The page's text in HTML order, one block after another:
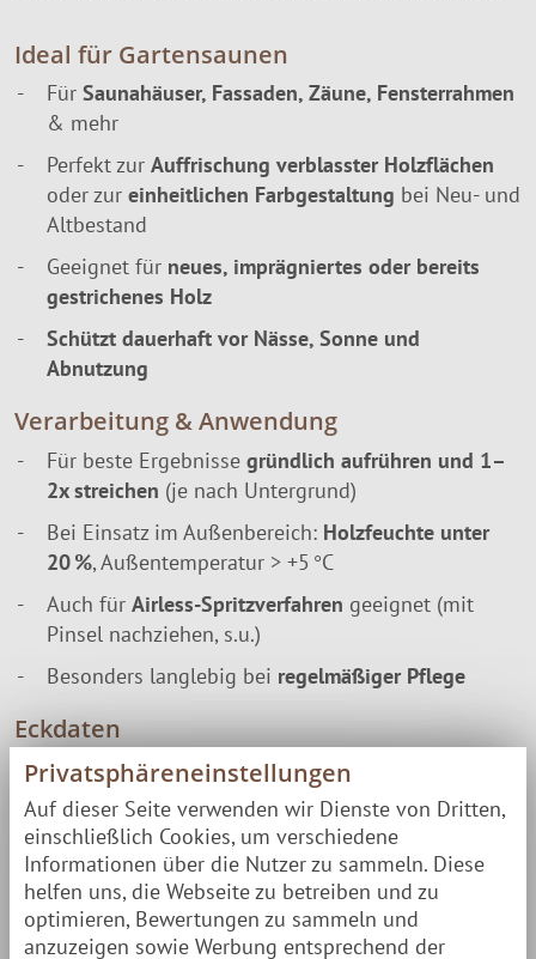
Ideal für Gartensaunen
Für Saunahäuser, Fassaden, Zäune, Fensterrahmen
& mehr
Perfekt zur Auffrischung verblasster Holzflächen
oder zur einheitlichen Farbgestaltung bei Neu- und
Altbestand
Geeignet für neues, imprägniertes oder bereits
gestrichenes Holz
Schützt dauerhaft vor Nässe, Sonne und
Abnutzung
Verarbeitung & Anwendung
Für beste Ergebnisse gründlich aufrühren und 1–
2x streichen (je nach Untergrund)
Bei Einsatz im Außenbereich: Holzfeuchte unter
20 %, Außentemperatur > +5 °C
Auch für Airless-Spritzverfahren geeignet (mit
Pinsel nachziehen, s.u.)
Besonders langlebig bei regelmäßiger Pflege
Eckdaten
Gebinde
0,9l
Reichweite je Liter:
Schnittholz: 5 - 7 m²/l./Gehobeltes Holz: 8 - 10 m²/l.²
Grundpreis
43,89 pro 1l
Privatsphäreneinstellungen
Auf dieser Seite verwenden wir Dienste von Dritten,
einschließlich Cookies, um verschiedene
Informationen über die Nutzer zu sammeln. Diese
helfen uns, die Webseite zu betreiben und zu
optimieren, Bewertungen zu sammeln und
anzuzeigen sowie Werbung entsprechend der